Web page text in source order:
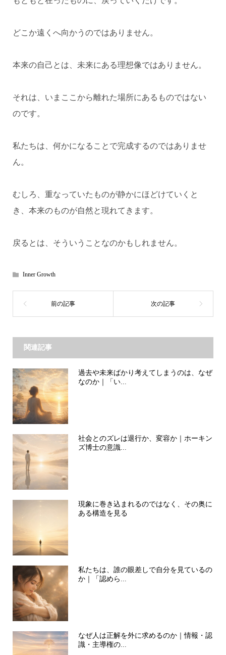
どこか遠くへ向かうのではありません。
本来の自己とは、未来にある理想像ではありません。
それは、いまここから離れた場所にあるものではない
のです。
私たちは、何かになることで完成するのではありませ
ん。
むしろ、重なっていたものが静かにほどけていくと
き、本来のものが自然と現れてきます。
戻るとは、そういうことなのかもしれません。
Inner Growth
関連記事
過去や未来ばかり考えてしまうのは、なぜ
なのか｜「い...
社会とのズレは退行か、変容か｜ホーキン
ズ博士の意識...
現象に巻き込まれるのではなく、その奥に
ある構造を見る
私たちは、誰の眼差しで自分を見ているの
か｜「認めら...
なぜ人は正解を外に求めるのか｜情報・認
識・主導権の...